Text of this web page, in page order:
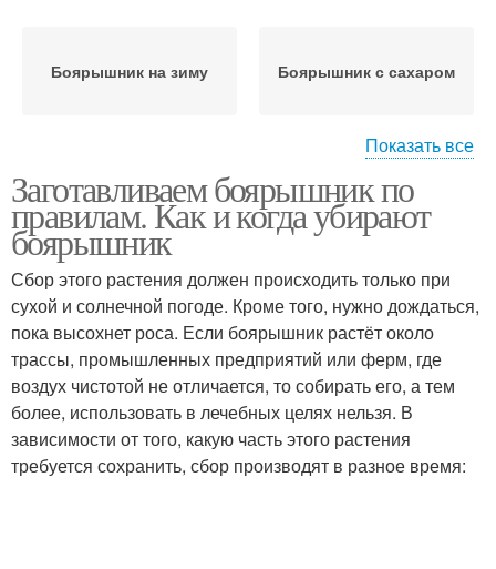
Боярышник на зиму Боярышник с сахаром
Компот из боярышника Боярышник в сибири
Боярышник без сахара
Варение из
боярышника
Садовый боярышник
Показать все
Заготавливаем боярышник по
правилам. Как и когда убирают
боярышник
Сбор этого растения должен происходить только при
сухой и солнечной погоде. Кроме того, нужно дождаться,
пока высохнет роса. Если боярышник растёт около
трассы, промышленных предприятий или ферм, где
воздух чистотой не отличается, то собирать его, а тем
более, использовать в лечебных целях нельзя. В
зависимости от того, какую часть этого растения
требуется сохранить, сбор производят в разное время: